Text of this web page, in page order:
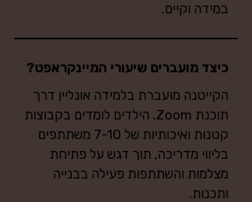
במידה וקיים.
כיצד מועברים שיעורי המיינקראפט?
הקייטנה מועברת בלמידה אונליין דרך
תוכנת Zoom. הילדים לומדים בקבוצות
קטנות ואיכותיות של 7-10 משתתפים
בליווי מדריכה, תוך דגש על פתיחת
מצלמות והשתתפות פעילה בבנייה
ותכנות.